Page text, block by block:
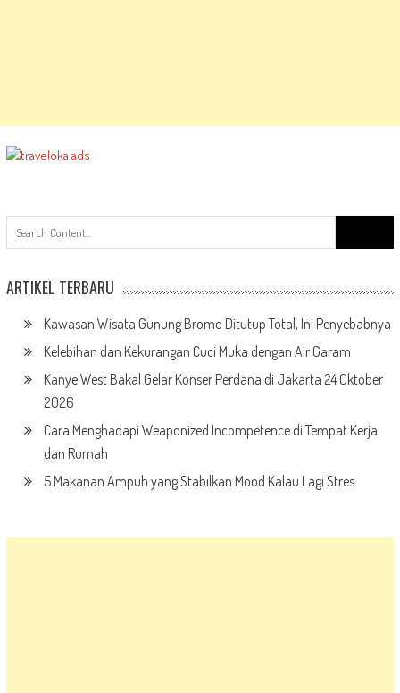
for:
ARTIKEL TERBARU
Kawasan Wisata Gunung Bromo Ditutup Total, Ini Penyebabnya
Kelebihan dan Kekurangan Cuci Muka dengan Air Garam
Kanye West Bakal Gelar Konser Perdana di Jakarta 24 Oktober
2026
Cara Menghadapi Weaponized Incompetence di Tempat Kerja
dan Rumah
5 Makanan Ampuh yang Stabilkan Mood Kalau Lagi Stres